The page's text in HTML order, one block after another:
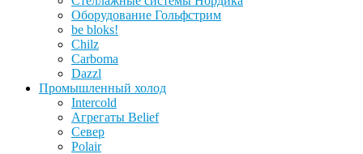
Оборудование Гольфстрим
be bloks!
Chilz
Carboma
Dazzl
Промышленный холод
Intercold
Агрегаты Belief
Север
Polair